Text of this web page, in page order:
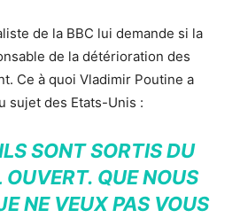
de la BBC lui demande si la
de la détérioration des
Ce à quoi Vladimir Poutine a
sujet des Etats-Unis :
SONT SORTIS DU
OUVERT. QUE NOUS
NE VEUX PAS VOUS